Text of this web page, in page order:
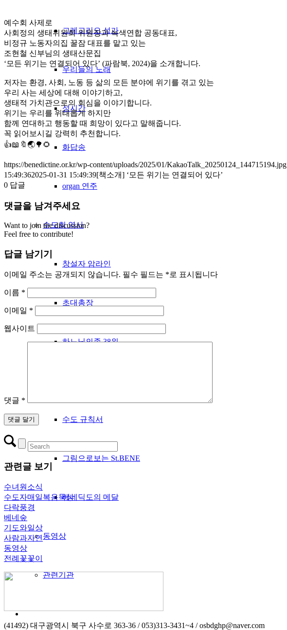
그레고리오 성가
우리들의 노래
성시간
화답송
organ 연주
수도회 역사
창설자 암라인
초대총장
하느님의종 38위
수도 규칙서
그림으로보는 St.BENE
베네딕도의 메달
동영상
관련기관
예수회 사제로
사회정의 생태위원회 위원장과 녹색연합 공동대표,
비정규 노동자의집 꿀잠 대표를 맡고 있는
조현철 신부님의 생태산문집
‘모든 위기는 연결되어 있다’ (파람북, 2024)을 소개합니다.
저자는 환경, 사회, 노동 등 삶의 모든 분야에 위기를 겪고 있는
우리 사는 세상에 대해 이야기하고,
생태적 가치관으로의 회심을 이야기합니다.
위기는 우리를 위태롭게 하지만
함께 연대하고 행동할 때 희망이 있다고 말해줍니다.
꼭 읽어보시길 강력히 추천합니다.
👍📖🔖🌏🌳🌻
https://benedictine.or.kr/wp-content/uploads/2025/01/KakaoTalk_20250124_144715194.jpg
15:49:362025-01-31 15:49:39[책소개] ‘모든 위기는 연결되어 있다’
0 답글
댓글을 남겨주세요
Want to join the discussion?
Feel free to contribute!
답글 남기기
이메일 주소는 공개되지 않습니다. 필수 필드는 *로 표시됩니다
이름 *
이메일 *
웹사이트
댓글 *
관련글 보기
수녀원소식
수도자매일복음묵상
다락풍경
베네숲
기도와일상
사람과자연
동영상
전례꽃꽃이
(41492) 대구광역시 북구 사수로 363-36 / 053)313-3431~4 / osbdghp@naver.com